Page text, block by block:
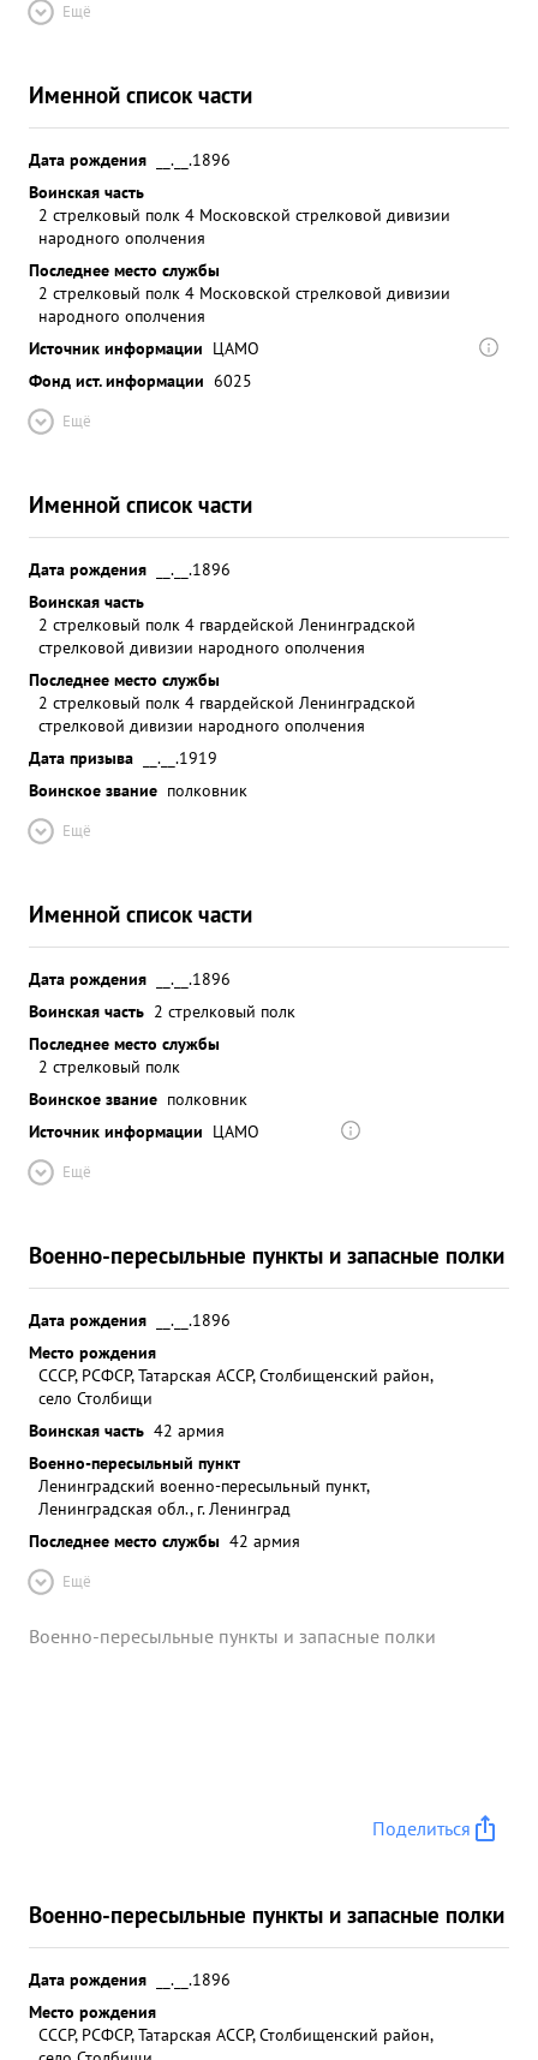
Ещё
Именной список части
Дата рождения
__.__.1896
Воинская часть
2 стрелковый полк 4 Московской стрелковой дивизии
народного ополчения
Последнее место службы
2 стрелковый полк 4 Московской стрелковой дивизии
народного ополчения
Источник информации ЦАМО
Фонд ист. информации 6025
Ещё
Именной список части
Дата рождения
__.__.1896
Воинская часть
2 стрелковый полк 4 гвардейской Ленинградской
стрелковой дивизии народного ополчения
Последнее место службы
2 стрелковый полк 4 гвардейской Ленинградской
стрелковой дивизии народного ополчения
Дата призыва
__.__.1919
Воинское звание полковник
Ещё
Именной список части
Дата рождения
__.__.1896
Воинская часть 2 стрелковый полк
Последнее место службы
2 стрелковый полк
Воинское звание полковник
Источник информации ЦАМО
Ещё
Военно-пересыльные пункты и запасные полки
Дата рождения
__.__.1896
Место рождения
СССР, РСФСР, Татарская АССР, Столбищенский район,
село Столбищи
Воинская часть 42 армия
Военно-пересыльный пункт
Ленинградский военно-пересыльный пункт,
Ленинградская обл., г. Ленинград
Последнее место службы 42 армия
Ещё
Военно-пересыльные пункты и запасные полки
Поделиться
Военно-пересыльные пункты и запасные полки
Дата рождения
__.__.1896
Место рождения
СССР, РСФСР, Татарская АССР, Столбищенский район,